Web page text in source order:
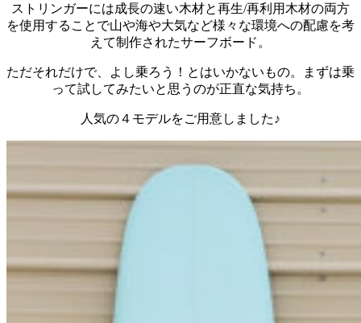
ストリンガーには成長の速い木材と再生/再利用木材の両方
を使用することで山や海や大気など様々な環境への配慮を考
えて制作されたサーフボード。
ただそれだけで、よし乗ろう！とはいかないもの。まずは乗
って試してみたいと思うのが正直な気持ち。
人気の４モデルをご用意しました♪